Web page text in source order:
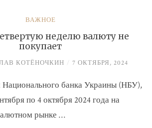
ВАЖНОЕ
неделю валюту не
покупает
КОТЁНОЧКИН / 7 ОКТЯБРЯ, 2024
банка Украины (НБУ),
по 4 октября 2024 года на
рынке …